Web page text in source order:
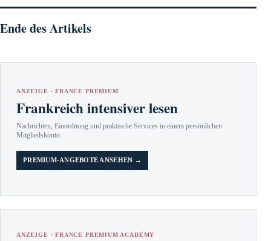
Ende des Artikels
ANZEIGE · FRANCE PREMIUM
Frankreich intensiver lesen
Nachrichten, Einordnung und praktische Services in einem persönlichen
Mitgliedskonto.
PREMIUM-ANGEBOTE ANSEHEN →
ANZEIGE · FRANCE PREMIUM ACADEMY